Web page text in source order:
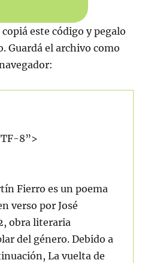
este código y pegalo
Guardá el archivo como
8”>
Fierro es un poema
verso por José
obra literaria
del género. Debido a
La vuelta de